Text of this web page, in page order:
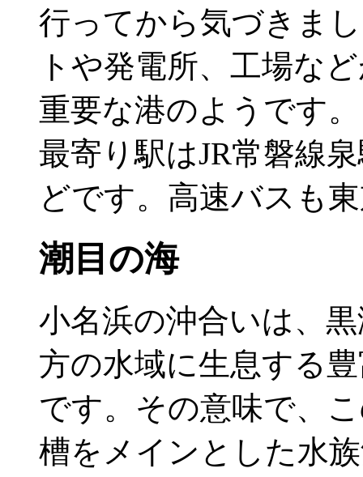
行ってから気づきま
トや発電所、工場な
重要な港のようです。
最寄り駅はJR常磐線
どです。高速バスも
潮目の海
小名浜の沖合いは、
方の水域に生息する
です。その意味で、
槽をメインとした水